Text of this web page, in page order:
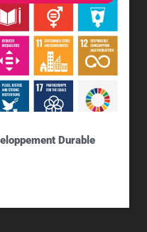
Durable